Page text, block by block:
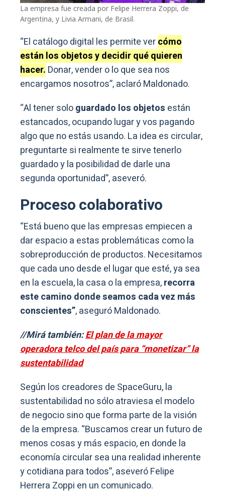
La empresa fue creada por Felipe Herrera Zoppi, de
Argentina, y Livia Armani, de Brasil.
“El catálogo digital les permite vercómo
están los objetos y decidir qué quieren
hacer. Donar, vender o lo que sea nos
encargamos nosotros”, aclaró Maldonado.
“Al tener sologuardado los objetos están
estancados, ocupando lugar y vos pagando
algo que no estás usando. La idea es circular,
preguntarte si realmente te sirve tenerlo
guardado y la posibilidad de darle una
segunda oportunidad”, aseveró.
Proceso colaborativo
“Está bueno que las empresas empiecen a
dar espacio a estas problemáticas como la
sobreproducción de productos. Necesitamos
que cada uno desde el lugar que esté, ya sea
en la escuela, la casa o la empresa,recorra
este camino donde seamos cada vez más
conscientes”, aseguró Maldonado.
//Mirá también:El plan de la mayor
operadora telco del país para “monetizar” la
sustentabilidad
Según los creadores de SpaceGuru, la
sustentabilidad no sólo atraviesa el modelo
de negocio sino que forma parte de la visión
de la empresa. “Buscamos crear un futuro de
menos cosas y más espacio, en donde la
economía circular sea una realidad inherente
y cotidiana para todos”, aseveró Felipe
Herrera Zoppi en un comunicado.